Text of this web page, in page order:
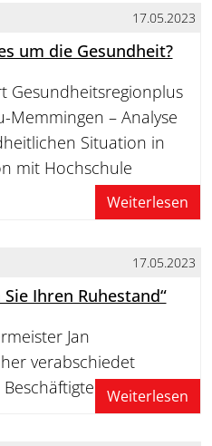
17.05.2023
um die Gesundheit?
Gesundheitsregionplus
Memmingen – Analyse
Situation in
mit Hochschule
Weiterlesen
17.05.2023
Sie Ihren Ruhestand“
Jan
verabschiedet
Weiterlesen